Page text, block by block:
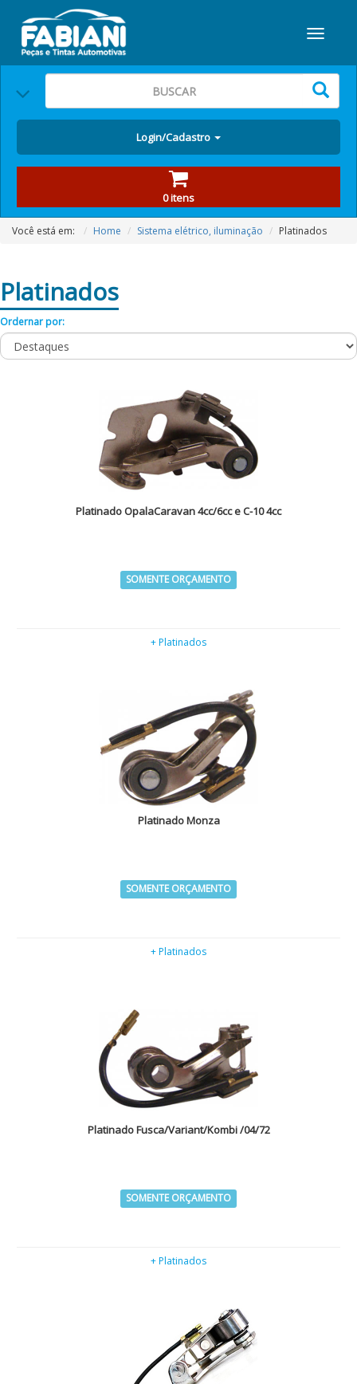
Login/Cadastro
0 itens
Você está em: Home Sistema elétrico, iluminação Platinados
Platinados
Ordernar por:
Platinado OpalaCaravan 4cc/6cc e C-10 4cc
SOMENTE ORÇAMENTO
+ Platinados
Platinado Monza
SOMENTE ORÇAMENTO
+ Platinados
Platinado Fusca/Variant/Kombi /04/72
SOMENTE ORÇAMENTO
+ Platinados